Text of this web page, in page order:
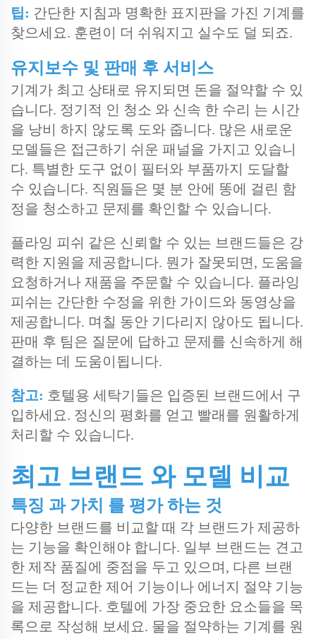
팁: 간단한 지침과 명확한 표지판을 가진 기계를
찾으세요. 훈련이 더 쉬워지고 실수도 덜 되죠.
유지보수 및 판매 후 서비스
기계가 최고 상태로 유지되면 돈을 절약할 수 있
습니다. 정기적 인 청소 와 신속 한 수리 는 시간
을 낭비 하지 않도록 도와 줍니다. 많은 새로운
모델들은 접근하기 쉬운 패널을 가지고 있습니
다. 특별한 도구 없이 필터와 부품까지 도달할
수 있습니다. 직원들은 몇 분 안에 똥에 걸린 함
정을 청소하고 문제를 확인할 수 있습니다.
플라잉 피쉬 같은 신뢰할 수 있는 브랜드들은 강
력한 지원을 제공합니다. 뭔가 잘못되면, 도움을
요청하거나 재품을 주문할 수 있습니다. 플라잉
피쉬는 간단한 수정을 위한 가이드와 동영상을
제공합니다. 며칠 동안 기다리지 않아도 됩니다.
판매 후 팀은 질문에 답하고 문제를 신속하게 해
결하는 데 도움이됩니다.
참고: 호텔용 세탁기들은 입증된 브랜드에서 구
입하세요. 정신의 평화를 얻고 빨래를 원활하게
처리할 수 있습니다.
최고 브랜드 와 모델 비교
특징 과 가치 를 평가 하는 것
다양한 브랜드를 비교할 때 각 브랜드가 제공하
는 기능을 확인해야 합니다. 일부 브랜드는 견고
한 제작 품질에 중점을 두고 있으며, 다른 브랜
드는 더 정교한 제어 기능이나 에너지 절약 기능
을 제공합니다. 호텔에 가장 중요한 요소들을 목
록으로 작성해 보세요. 물을 절약하는 기계를 원